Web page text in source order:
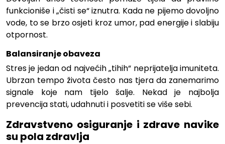
funkcioniše i „čisti se“ iznutra. Kada ne pijemo dovoljno
vode, to se brzo osjeti kroz umor, pad energije i slabiju
otpornost.
Balansiranje obaveza
Stres je jedan od najvećih „tihih“ neprijatelja imuniteta.
Ubrzan tempo života često nas tjera da zanemarimo
signale koje nam tijelo šalje. Nekad je najbolja
prevencija stati, udahnuti i posvetiti se više sebi.
Zdravstveno osiguranje i zdrave navike
su pola zdravlja